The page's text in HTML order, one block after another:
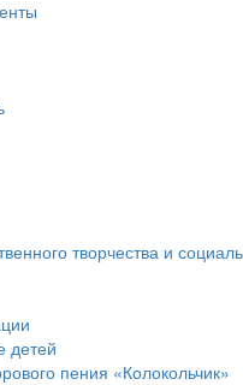
творчества и
детей
пения «Колокольчик»